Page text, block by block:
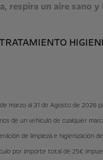
respira un aire sano
marzo al 31 de Agosto de 2026
de un vehículo de cualquier
de limpieza e higienización
por importe total de 25€